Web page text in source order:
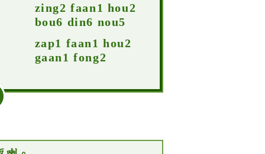
zing2 faan1 hou2
bou6 din6 nou5
zap1 faan1 hou2
gaan1 fong2